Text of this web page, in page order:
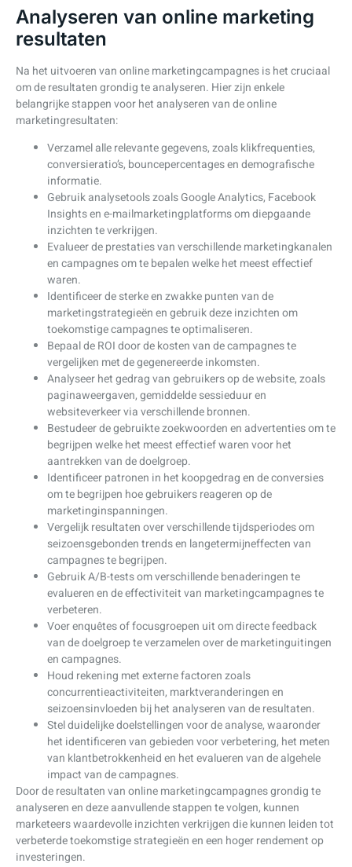
Analyseren van online marketing
resultaten
Na het uitvoeren van online marketingcampagnes is het cruciaal
om de resultaten grondig te analyseren. Hier zijn enkele
belangrijke stappen voor het analyseren van de online
marketingresultaten:
Verzamel alle relevante gegevens, zoals klikfrequenties,
conversieratio’s, bouncepercentages en demografische
informatie.
Gebruik analysetools zoals Google Analytics, Facebook
Insights en e-mailmarketingplatforms om diepgaande
inzichten te verkrijgen.
Evalueer de prestaties van verschillende marketingkanalen
en campagnes om te bepalen welke het meest effectief
waren.
Identificeer de sterke en zwakke punten van de
marketingstrategieën en gebruik deze inzichten om
toekomstige campagnes te optimaliseren.
Bepaal de ROI door de kosten van de campagnes te
vergelijken met de gegenereerde inkomsten.
Analyseer het gedrag van gebruikers op de website, zoals
paginaweergaven, gemiddelde sessieduur en
websiteverkeer via verschillende bronnen.
Bestudeer de gebruikte zoekwoorden en advertenties om te
begrijpen welke het meest effectief waren voor het
aantrekken van de doelgroep.
Identificeer patronen in het koopgedrag en de conversies
om te begrijpen hoe gebruikers reageren op de
marketinginspanningen.
Vergelijk resultaten over verschillende tijdsperiodes om
seizoensgebonden trends en langetermijneffecten van
campagnes te begrijpen.
Gebruik A/B-tests om verschillende benaderingen te
evalueren en de effectiviteit van marketingcampagnes te
verbeteren.
Voer enquêtes of focusgroepen uit om directe feedback
van de doelgroep te verzamelen over de marketinguitingen
en campagnes.
Houd rekening met externe factoren zoals
concurrentieactiviteiten, marktveranderingen en
seizoensinvloeden bij het analyseren van de resultaten.
Stel duidelijke doelstellingen voor de analyse, waaronder
het identificeren van gebieden voor verbetering, het meten
van klantbetrokkenheid en het evalueren van de algehele
impact van de campagnes.
Door de resultaten van online marketingcampagnes grondig te
analyseren en deze aanvullende stappen te volgen, kunnen
marketeers waardevolle inzichten verkrijgen die kunnen leiden tot
verbeterde toekomstige strategieën en een hoger rendement op
investeringen.